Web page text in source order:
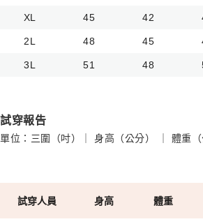
XL 45 42
2L 48 45
3L 51 48
試穿報告
單位：三圍（吋）｜ 身高（公分） ｜ 體重（
試穿人員 身高 體重